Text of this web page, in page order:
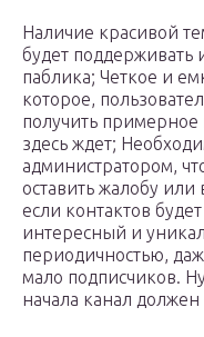
Наличие красивой
будет
паблика; Четкое и
которое,
получить примерное
здесь ждет;
администратором,
оставить жалобу
если контактов
интересный и
периодичностью,
мало подписчиков.
начала канал